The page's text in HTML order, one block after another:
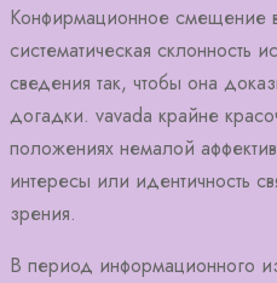
Конфирмационное смещение
систематическая склонность
сведения так, чтобы она
догадки. vavada крайне
положениях немалой
интересы или идентичность
зрения.
В период информационного